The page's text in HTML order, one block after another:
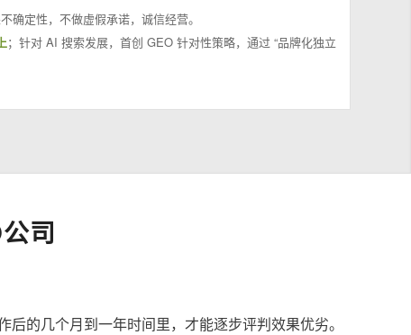
确定性，不做虚假承诺，诚信经营。
；针对 AI 搜索发展，首创 GEO 针对性策略，通过 “品牌化独立
司
的几个月到一年时间里，才能逐步评判效果优劣。